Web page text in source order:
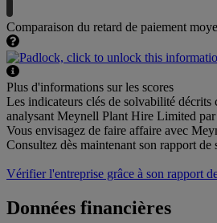
Comparaison du retard de paiement
Plus d'informations sur les scores
Les indicateurs clés de solvabilité décrits
analysant Meynell Plant Hire Limited par
Vous envisagez de faire affaire avec
Consultez dès maintenant son rapport
Vérifier l'entreprise grâce à son rapport
Données financières